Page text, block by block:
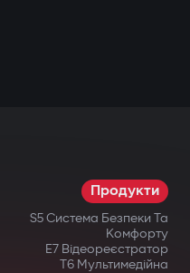
Продукти
S5 Система Безпеки Та
Комфорту
E7 Відеореєстратор
T6 Мультимедійна